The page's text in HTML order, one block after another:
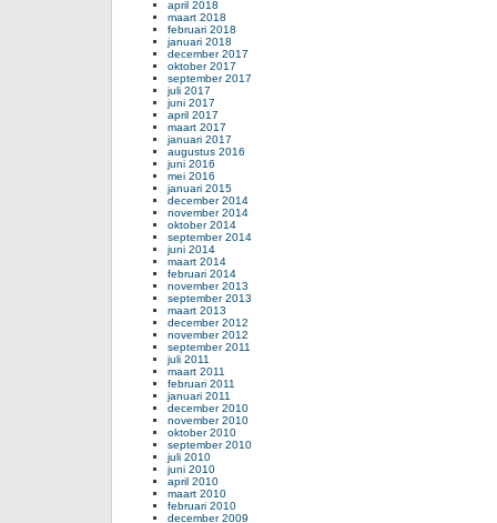
april 2018
maart 2018
februari 2018
januari 2018
december 2017
oktober 2017
september 2017
juli 2017
juni 2017
april 2017
maart 2017
januari 2017
augustus 2016
juni 2016
mei 2016
januari 2015
december 2014
november 2014
oktober 2014
september 2014
juni 2014
maart 2014
februari 2014
november 2013
september 2013
maart 2013
december 2012
november 2012
september 2011
juli 2011
maart 2011
februari 2011
januari 2011
december 2010
november 2010
oktober 2010
september 2010
juli 2010
juni 2010
april 2010
maart 2010
februari 2010
december 2009